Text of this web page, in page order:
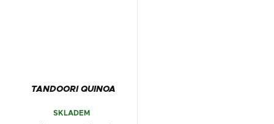
TANDOORI QUINOA
SKLADEM